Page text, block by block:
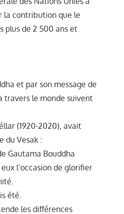
la contribution que le
plus de 2 500 ans et
et par son message de
travers le monde suivent
(1920-2020), avait
du Vesak :
Gautama Bouddha
l’occasion de glorifier
été.
les différences